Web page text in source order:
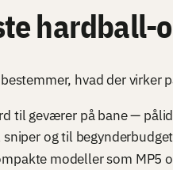
hardball-
hvad der virker
til geværer på bane —
og til
modeller som